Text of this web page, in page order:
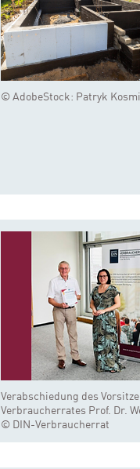
© AdobeStock: Patryk
Verabschiedung des
Verbraucherrates Prof. Dr.
© DIN-Verbraucherrat